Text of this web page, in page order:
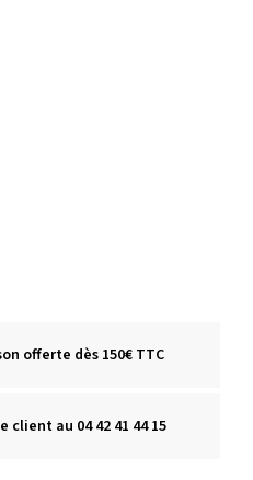
offerte dès 150€ TTC
client au 04 42 41 44 15